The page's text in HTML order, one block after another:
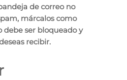
de correo no
márcalos como
debe ser bloqueado y
recibir.